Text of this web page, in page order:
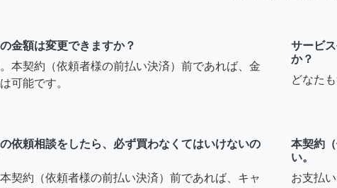
金額は変更できますか？
本契約（依頼者様の前払い決済）前であれば、金
可能です。
サービ
か？
どなた
依頼相談をしたら、必ず買わなくてはいけないの
契約（依頼者様の前払い決済）前であれば、キャ
本契約
い。
お支払